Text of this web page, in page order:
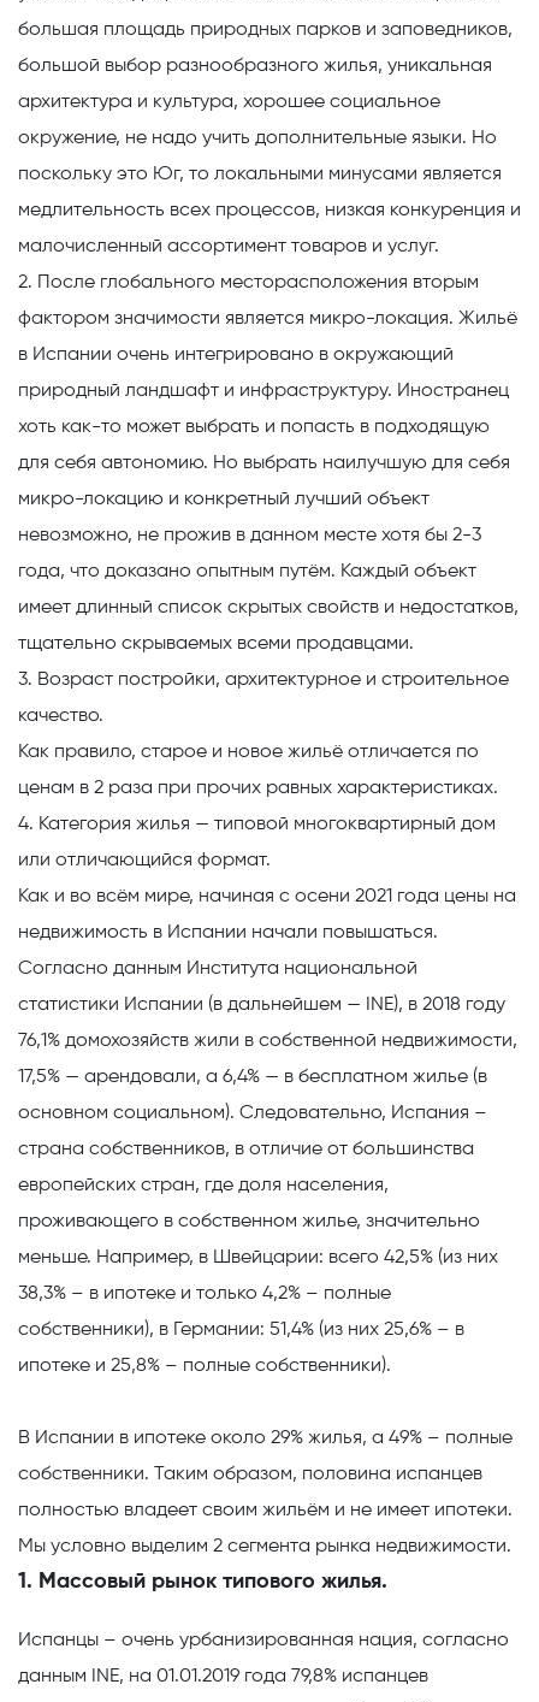
большая площадь природных парков и заповедников,
большой выбор разнообразного жилья, уникальная
архитектура и культура, хорошее социальное
окружение, не надо учить дополнительные языки. Но
поскольку это Юг, то локальными минусами является
медлительность всех процессов, низкая конкуренция и
малочисленный ассортимент товаров и услуг.
2. После глобального месторасположения вторым
фактором значимости является микро-локация. Жильё
в Испании очень интегрировано в окружающий
природный ландшафт и инфраструктуру. Иностранец
хоть как-то может выбрать и попасть в подходящую
для себя автономию. Но выбрать наилучшую для себя
микро-локацию и конкретный лучший объект
невозможно, не прожив в данном месте хотя бы 2-3
года, что доказано опытным путём. Каждый объект
имеет длинный список скрытых свойств и недостатков,
тщательно скрываемых всеми продавцами.
3. Возраст постройки, архитектурное и строительное
качество.
Как правило, старое и новое жильё отличается по
ценам в 2 раза при прочих равных характеристиках.
4. Категория жилья — типовой многоквартирный дом
или отличающийся формат.
Как и во всём мире, начиная с осени 2021 года цены на
недвижимость в Испании начали повышаться.
Согласно данным Института национальной
статистики Испании (в дальнейшем — INE), в 2018 году
76,1% домохозяйств жили в собственной недвижимости,
17,5% — арендовали, а 6,4% — в бесплатном жилье (в
основном социальном). Следовательно, Испания –
страна собственников, в отличие от большинства
европейских стран, где доля населения,
проживающего в собственном жилье, значительно
меньше. Например, в Швейцарии: всего 42,5% (из них
38,3% – в ипотеке и только 4,2% – полные
собственники), в Германии: 51,4% (из них 25,6% – в
ипотеке и 25,8% – полные собственники).
В Испании в ипотеке около 29% жилья, а 49% – полные
собственники. Таким образом, половина испанцев
полностью владеет своим жильём и не имеет ипотеки.
Мы условно выделим 2 сегмента рынка недвижимости.
1. Массовый рынок типового жилья.
Испанцы – очень урбанизированная нация, согласно
данным INE, на 01.01.2019 года 79,8% испанцев